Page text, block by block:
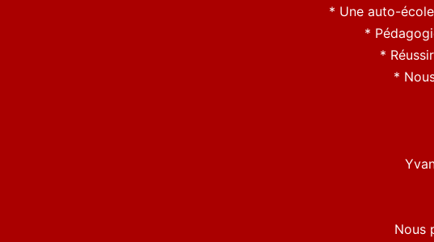
* Une auto-
*
*
*
Nous